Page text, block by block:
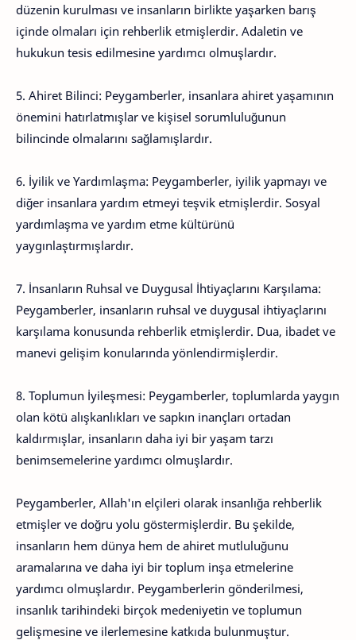
düzenin kurulması ve insanların birlikte yaşarken barış
içinde olmaları için rehberlik etmişlerdir. Adaletin ve
hukukun tesis edilmesine yardımcı olmuşlardır.
5. Ahiret Bilinci: Peygamberler, insanlara ahiret yaşamının
önemini hatırlatmışlar ve kişisel sorumluluğunun
bilincinde olmalarını sağlamışlardır.
6. İyilik ve Yardımlaşma: Peygamberler, iyilik yapmayı ve
diğer insanlara yardım etmeyi teşvik etmişlerdir. Sosyal
yardımlaşma ve yardım etme kültürünü
yaygınlaştırmışlardır.
7. İnsanların Ruhsal ve Duygusal İhtiyaçlarını Karşılama:
Peygamberler, insanların ruhsal ve duygusal ihtiyaçlarını
karşılama konusunda rehberlik etmişlerdir. Dua, ibadet ve
manevi gelişim konularında yönlendirmişlerdir.
8. Toplumun İyileşmesi: Peygamberler, toplumlarda yaygın
olan kötü alışkanlıkları ve sapkın inançları ortadan
kaldırmışlar, insanların daha iyi bir yaşam tarzı
benimsemelerine yardımcı olmuşlardır.
Peygamberler, Allah'ın elçileri olarak insanlığa rehberlik
etmişler ve doğru yolu göstermişlerdir. Bu şekilde,
insanların hem dünya hem de ahiret mutluluğunu
aramalarına ve daha iyi bir toplum inşa etmelerine
yardımcı olmuşlardır. Peygamberlerin gönderilmesi,
insanlık tarihindeki birçok medeniyetin ve toplumun
gelişmesine ve ilerlemesine katkıda bulunmuştur.